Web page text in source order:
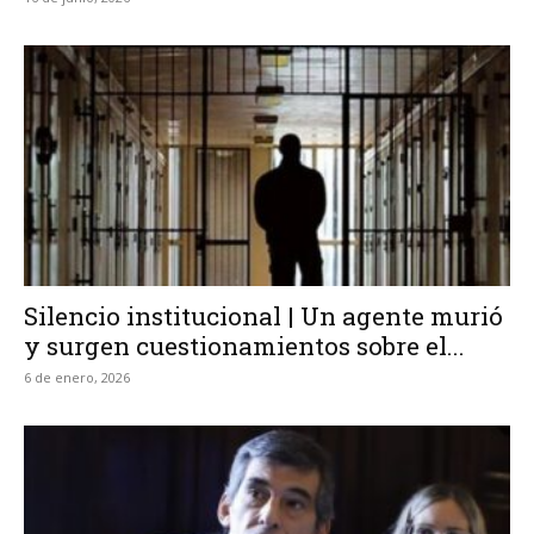
Silencio institucional | Un agente murió
y surgen cuestionamientos sobre el...
6 de enero, 2026